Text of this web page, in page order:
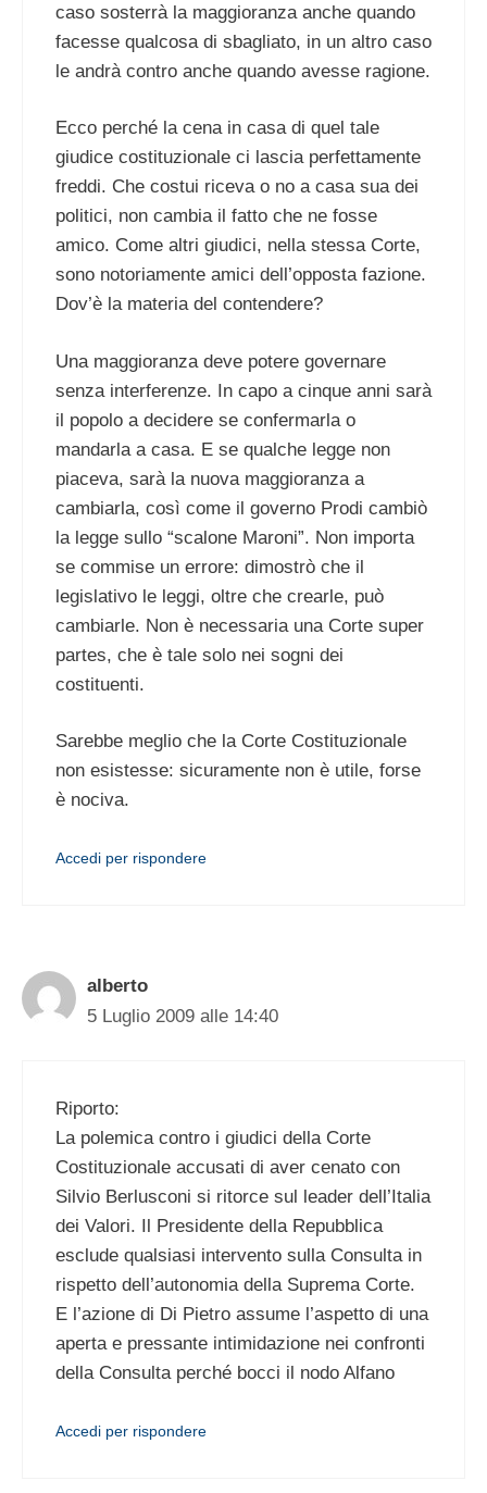
caso sosterrà la maggioranza anche quando
facesse qualcosa di sbagliato, in un altro caso
le andrà contro anche quando avesse ragione.
Ecco perché la cena in casa di quel tale
giudice costituzionale ci lascia perfettamente
freddi. Che costui riceva o no a casa sua dei
politici, non cambia il fatto che ne fosse
amico. Come altri giudici, nella stessa Corte,
sono notoriamente amici dell’opposta fazione.
Dov’è la materia del contendere?
Una maggioranza deve potere governare
senza interferenze. In capo a cinque anni sarà
il popolo a decidere se confermarla o
mandarla a casa. E se qualche legge non
piaceva, sarà la nuova maggioranza a
cambiarla, così come il governo Prodi cambiò
la legge sullo “scalone Maroni”. Non importa
se commise un errore: dimostrò che il
legislativo le leggi, oltre che crearle, può
cambiarle. Non è necessaria una Corte super
partes, che è tale solo nei sogni dei
costituenti.
Sarebbe meglio che la Corte Costituzionale
non esistesse: sicuramente non è utile, forse
è nociva.
Accedi per rispondere
alberto
5 Luglio 2009 alle 14:40
Riporto:
La polemica contro i giudici della Corte
Costituzionale accusati di aver cenato con
Silvio Berlusconi si ritorce sul leader dell’Italia
dei Valori. Il Presidente della Repubblica
esclude qualsiasi intervento sulla Consulta in
rispetto dell’autonomia della Suprema Corte.
E l’azione di Di Pietro assume l’aspetto di una
aperta e pressante intimidazione nei confronti
della Consulta perché bocci il nodo Alfano
Accedi per rispondere